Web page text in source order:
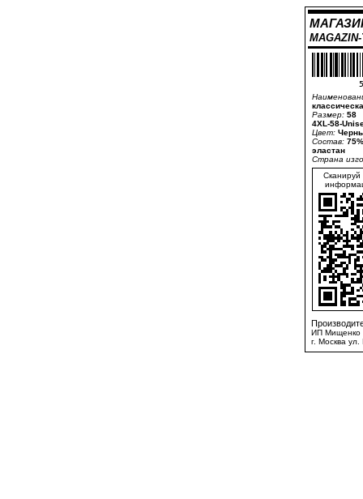
Размер: 58
4XL-58-
Цвет:
Состав:
эластан
Страна
Сканируй
ИП Мищенко
г. Москва